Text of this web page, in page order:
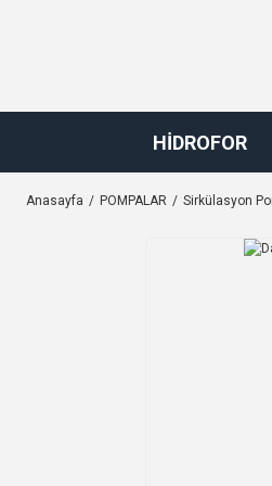
HİDROFOR
Anasayfa POMPALAR Sirkülasyon